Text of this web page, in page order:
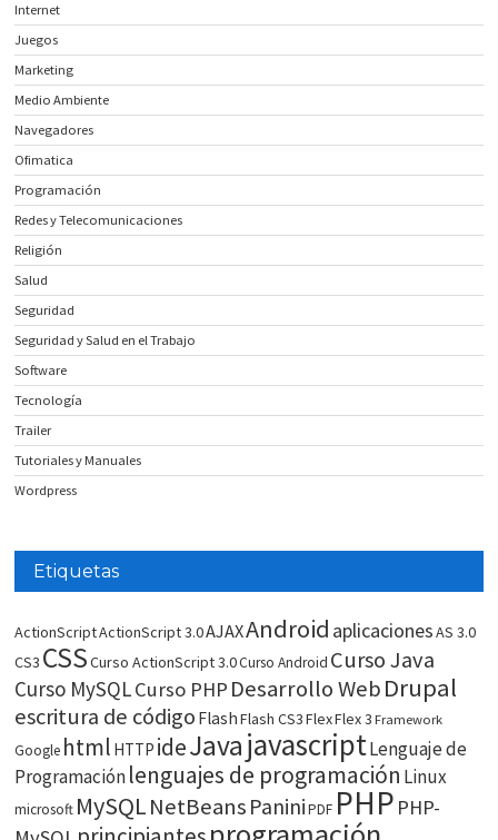
Internet
Juegos
Marketing
Medio Ambiente
Navegadores
Ofimatica
Programación
Redes y Telecomunicaciones
Religión
Salud
Seguridad
Seguridad y Salud en el Trabajo
Software
Tecnología
Trailer
Tutoriales y Manuales
Wordpress
Etiquetas
ActionScriptActionScript 3.0AJAXAndroid aplicacionesAS 3.0
CS3 CSSCurso ActionScript 3.0Curso Android Curso Java
Curso MySQLCurso PHP Desarrollo WebDrupal
escritura de código FlashFlash CS3FlexFlex 3 Framework
Google html HTTP ideJavajavascriptLenguaje de
Programaciónlenguajes de programación Linux
microsoft MySQLNetBeans Panini PDF PHP PHP-